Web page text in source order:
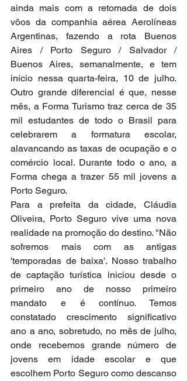
ainda mais com a retomada de dois
vôos da companhia aérea Aerolíneas
Argentinas, fazendo a rota Buenos
Aires / Porto Seguro / Salvador /
Buenos Aires, semanalmente, e tem
início nessa quarta-feira, 10 de julho.
Outro grande diferencial é que, nesse
mês, a Forma Turismo traz cerca de 35
mil estudantes de todo o Brasil para
celebrarem a formatura escolar,
alavancando as taxas de ocupação e o
comércio local. Durante todo o ano, a
Forma chega a trazer 55 mil jovens a
Porto Seguro.
Para a prefeita da cidade, Cláudia
Oliveira, Porto Seguro vive uma nova
realidade na promoção do destino. "Não
sofremos mais com as antigas
'temporadas de baixa'. Nosso trabalho
de captação turística iniciou desde o
primeiro ano de nosso primeiro
mandato e é contínuo. Temos
constatado crescimento significativo
ano a ano, sobretudo, no mês de julho,
onde recebemos grande número de
jovens em idade escolar e que
escolhem Porto Seguro como descanso